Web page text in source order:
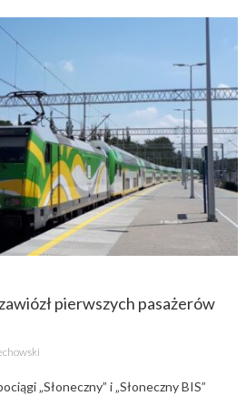
pierwszych pasażerów
„Słoneczny” i „Słoneczny BIS”